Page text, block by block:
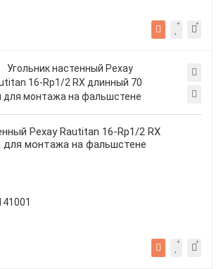
Рехау Rautitan 16-Rp1/2 RX
монтажа на фальшстене